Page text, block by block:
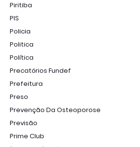
Piritiba
PIS
Policia
Politica
Política
Precatórios Fundef
Prefeitura
Preso
Prevenção Da Osteoporose
Previsão
Prime Club